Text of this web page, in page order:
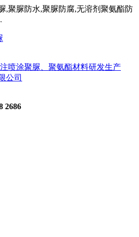
,聚脲防水,聚脲防腐,无溶剂聚氨酯防
喷涂聚脲、聚氨酯材料研发生产
公司
2686